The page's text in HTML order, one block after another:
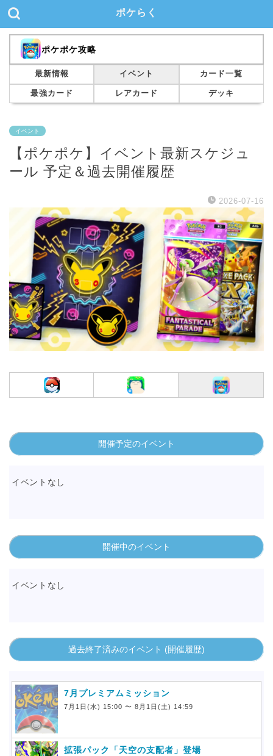
ポケらく
ポケポケ攻略
最新情報 イベント カード一覧
最強カード レアカード デッキ
イベント
【ポケポケ】イベント最新スケジュ
ール 予定＆過去開催履歴
2026-07-16
開催予定のイベント
イベントなし
開催中のイベント
イベントなし
過去終了済みのイベント (開催履歴)
7月プレミアムミッション
7月1日(水) 15:00 〜 8月1日(土) 14:59
拡張パック「天空の支配者」登場